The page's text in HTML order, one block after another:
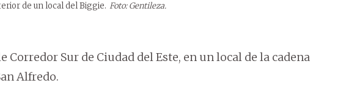
de un local del Biggie. Foto: Gentileza.
Corredor Sur de Ciudad del Este, en un local de la cadena
Alfredo.